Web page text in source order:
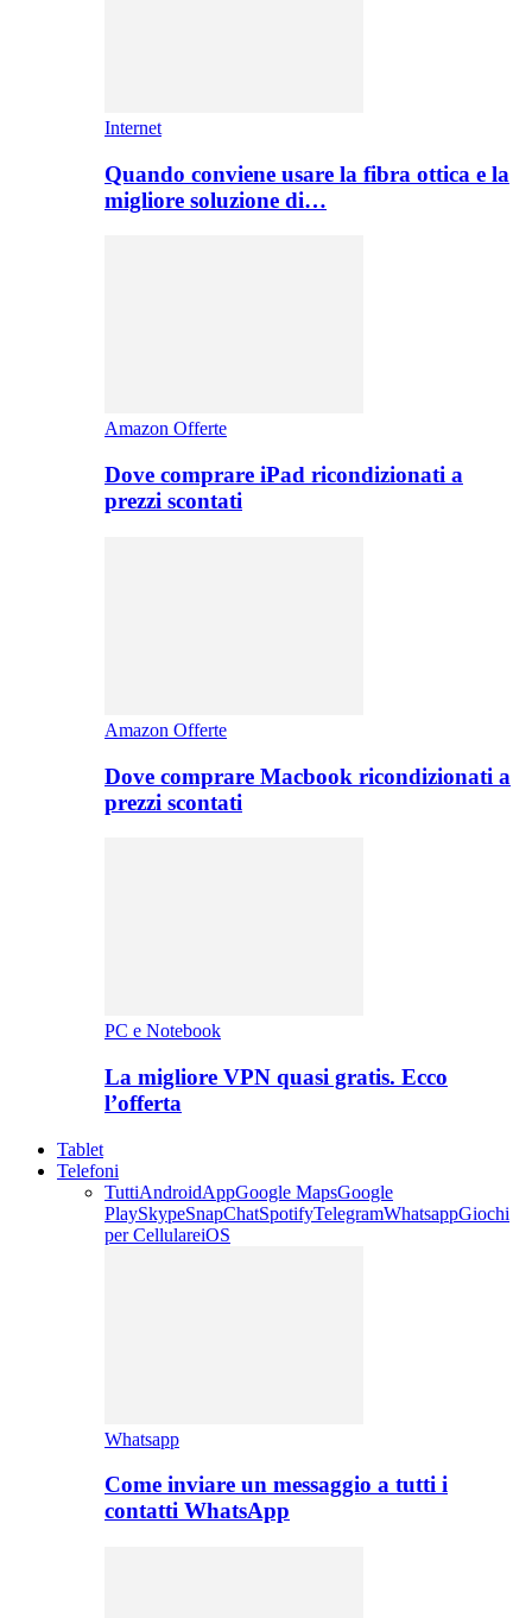
Internet
Quando conviene usare la fibra ottica e la
migliore soluzione di…
Amazon Offerte
Dove comprare iPad ricondizionati a
prezzi scontati
Amazon Offerte
Dove comprare Macbook ricondizionati a
prezzi scontati
PC e Notebook
La migliore VPN quasi gratis. Ecco
l’offerta
Tablet
Telefoni
TuttiAndroidAppGoogle MapsGoogle
PlaySkypeSnapChatSpotifyTelegramWhatsappGiochi
per CellulareiOS
Whatsapp
Come inviare un messaggio a tutti i
contatti WhatsApp